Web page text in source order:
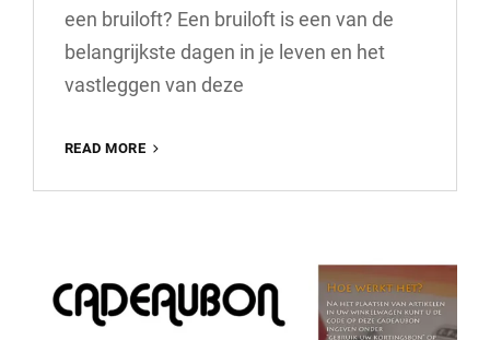
een bruiloft? Een bruiloft is een van de
belangrijkste dagen in je leven en het
vastleggen van deze
READ MORE
EEN
BRUILOFT?
ONTDEK
DE